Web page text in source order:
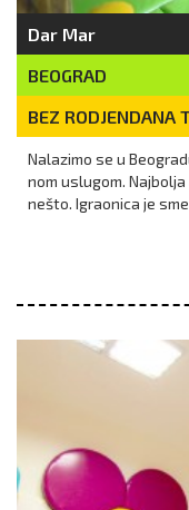
Dar Mar
BEOGRAD
BEZ RODJENDANA
Nalazimo se u
nom uslugom.
nešto. Igraonica je